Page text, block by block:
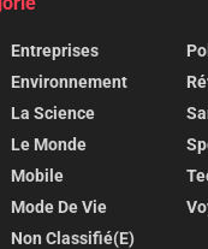
Entreprises
Environnement
La Science
Le Monde
Mobile
Mode De Vie
Non Classifié(e)